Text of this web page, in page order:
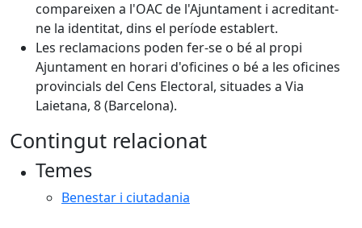
compareixen a l'OAC de l'Ajuntament i acreditant-
ne la identitat, dins el període establert.
Les reclamacions poden fer-se o bé al propi
Ajuntament en horari d'oficines o bé a les oficines
provincials del Cens Electoral, situades a Via
Laietana, 8 (Barcelona).
Contingut relacionat
Temes
Benestar i ciutadania